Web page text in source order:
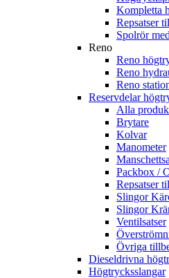
Kompletta
Repsatser
Spolrör
Reno
Reno
Reno
Reno
Reservdelar
Alla
Brytare
Kolvar
Manometer
Packbox /
Repsatser
Slingor
Slingor
Ventilsatser
Övriga
Dieseldrivna
Högtrycksslangar